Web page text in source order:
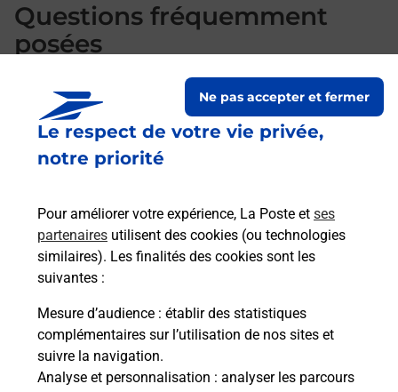
Le respect de votre vie privée,
notre priorité
Pour améliorer votre expérience, La Poste et ses
partenaires utilisent des cookies (ou technologies
similaires). Les finalités des cookies sont les
suivantes :
Mesure d’audience : établir des statistiques
complémentaires sur l’utilisation de nos sites et
suivre la navigation.
Analyse et personnalisation : analyser les parcours
Ne pas accepter et fermer
Questions fréquemment
posées
Existe-il une différence pour
l’inscription à l’épreuve du code
Auto ou Moto ?
Les éléments à apporter le jour de
l'examen auto ou moto ?
Quelles sont les pièces d’identité
acceptées pour le passage de
l'examen du code de la route auto
et moto ?